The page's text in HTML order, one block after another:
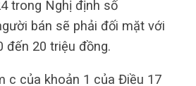
trong Nghị định số
bán sẽ phải đối mặt với
đến 20 triệu đồng.
c của khoản 1 của Điều 17